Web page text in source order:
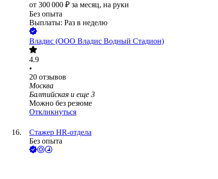
от 300 000 ₽ за месяц, на руки
Без опыта
Выплаты: Раз в неделю
Владис (ООО Владис Водный Стадион)
4.9
•
20 отзывов
Москва
Балтийская и еще 3
Можно без резюме
Откликнуться
Стажер HR-отдела
Без опыта